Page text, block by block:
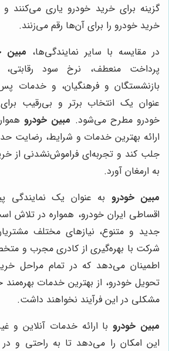
گزینه برای خرید خودرو یاری می‌کنند
خرید خودرو را برای آن‌ها رقم می‌زنند.
در مقایسه با سایر نمایندگی‌ها، مبین
پرداخت منعطف، نرخ سود رقابتی،
بازنشستگان و فرهنگیان، و خدمات
عنوان یک انتخاب برتر و بی‌رقیب
خودرو مطرح می‌شود. مبین خودرو
ارائه بهترین خدمات و شرایط، رضایت
جلب کند و تجربه‌ای فراموش‌نشدنی از
به ارمغان آورد.
مبین خودرو به عنوان یک نمایندگی
اقساطی ایران خودرو، همواره در تلاش
جدید و متنوع، نیازهای مختلف
شرکت با بهره‌گیری از کادری مجرب و
اطمینان می‌دهد که در تمام مراحل
تحویل خودرو، از بهترین خدمات
مشکلی در این فرآیند نخواهند داشت.
مبین خودرو با ارائه خدمات آنلاین و
این امکان را می‌دهد تا به راحتی و